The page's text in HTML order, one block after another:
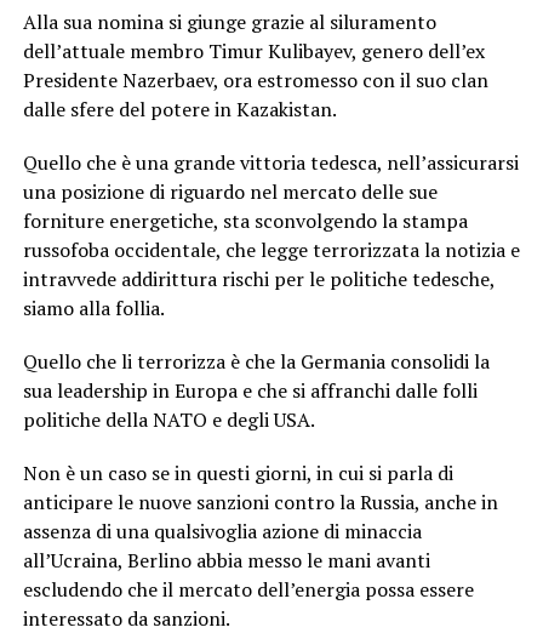
Alla sua nomina si giunge grazie al siluramento
dell’attuale membro Timur Kulibayev, genero dell’ex
Presidente Nazerbaev, ora estromesso con il suo clan
dalle sfere del potere in Kazakistan.
Quello che è una grande vittoria tedesca, nell’assicurarsi
una posizione di riguardo nel mercato delle sue
forniture energetiche, sta sconvolgendo la stampa
russofoba occidentale, che legge terrorizzata la notizia e
intravvede addirittura rischi per le politiche tedesche,
siamo alla follia.
Quello che li terrorizza è che la Germania consolidi la
sua leadership in Europa e che si affranchi dalle folli
politiche della NATO e degli USA.
Non è un caso se in questi giorni, in cui si parla di
anticipare le nuove sanzioni contro la Russia, anche in
assenza di una qualsivoglia azione di minaccia
all’Ucraina, Berlino abbia messo le mani avanti
escludendo che il mercato dell’energia possa essere
interessato da sanzioni.